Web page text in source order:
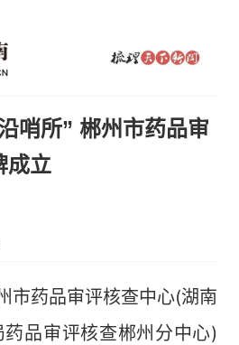
哨所” 郴州市药品审
成立
药品审评核查中心(湖南
品审评核查郴州分中心)